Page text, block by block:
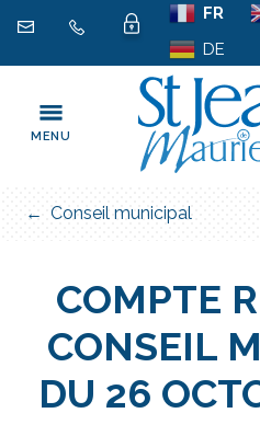
contenu
FR
DE
MENU
Conseil municipal
COMPTE
CONSEIL
DU 26